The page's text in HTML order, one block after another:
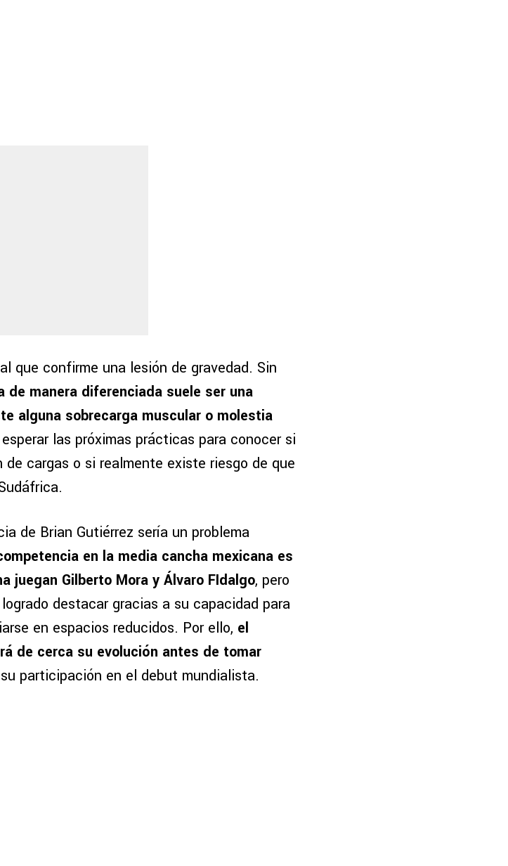
que confirme una lesión de gravedad. Sin
de manera diferenciada suele ser una
alguna sobrecarga muscular o molestia
las próximas prácticas para conocer si
cargas o si realmente existe riesgo de que
de Brian Gutiérrez sería un problema
en la media cancha mexicana es
juegan Gilberto Mora y Álvaro FIdalgo, pero
destacar gracias a su capacidad para
en espacios reducidos. Por ello, el
de cerca su evolución antes de tomar
participación en el debut mundialista.